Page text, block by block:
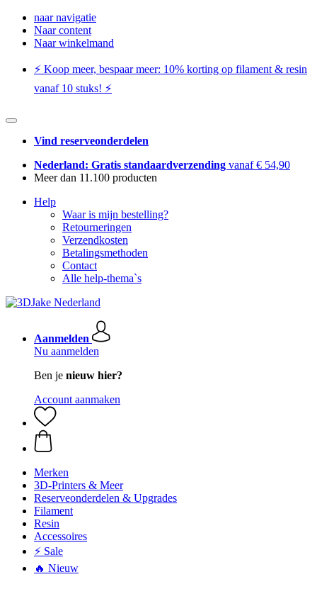
naar navigatie
Naar content
Naar winkelmand
⚡️ Koop meer, bespaar meer: ​​10% korting op filament & resin
vanaf 10 stuks! ⚡️
Vind reserveonderdelen
Nederland: Gratis standaardverzending vanaf € 54,90
Meer dan 11.100 producten
Help
Waar is mijn bestelling?
Retourneringen
Verzendkosten
Betalingsmethoden
Contact
Alle help-thema`s
Aanmelden
Nu aanmelden
Ben je nieuw hier?
Account aanmaken
Merken
3D-Printers & Meer
Reserveonderdelen & Upgrades
Filament
Resin
Accessoires
⚡ Sale
🔥 Nieuw